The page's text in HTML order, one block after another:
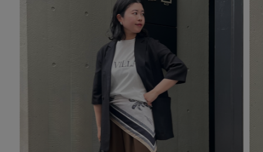
ポイント・クーポン